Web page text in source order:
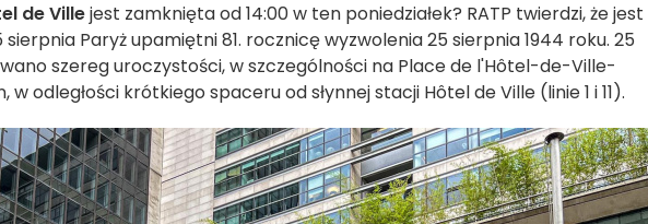
de Villejest zamknięta od 14:00 w ten poniedziałek? RATP twierdzi, że
sierpnia Paryż upamiętni 81. rocznicę wyzwolenia 25 sierpnia 1944 roku. 25
szereg uroczystości, w szczególności na Place de l'Hôtel-de-Ville-
odległości krótkiego spaceru od słynnej stacji Hôtel de Ville (linie 1 i 11).